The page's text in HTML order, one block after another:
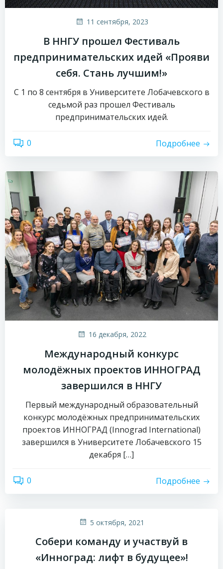
11 сентября, 2023
В ННГУ прошел Фестиваль
предпринимательских идей «Прояви
себя. Стань лучшим!»
С 1 по 8 сентября в Университете Лобачевского в
седьмой раз прошел Фестиваль
предпринимательских идей.
0 Подробнее
16 декабря, 2022
Международный конкурс
молодёжных проектов ИННОГРАД
завершился в ННГУ
Первый международный образовательный
конкурс молодёжных предпринимательских
проектов ИННОГРАД (Innograd International)
завершился в Университете Лобачевского 15
декабря […]
0 Подробнее
5 октября, 2021
Собери команду и участвуй в
«Инноград: лифт в будущее»!